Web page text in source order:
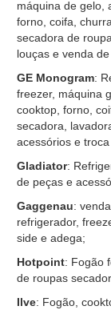
máquina de gelo,
forno, coifa,
secadora de
louças e venda
GE Monogram:
freezer, máquina
cooktop, forno,
secadora,
acessórios e
Gladiator:
de peças e
Gaggenau:
refrigerador,
side e adega;
Hotpoint: Fogão
de roupas
Ilve: Fogão,